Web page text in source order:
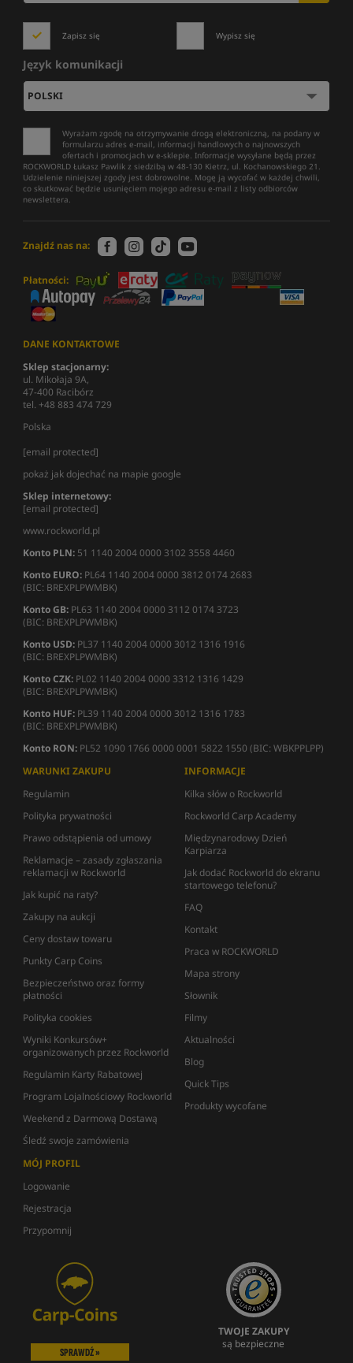
Zapisz się Wypisz się
Język komunikacji
Wyrażam zgodę na otrzymywanie drogą elektroniczną, na podany w
formularzu adres e-mail, informacji handlowych o najnowszych
ofertach i promocjach w e-sklepie. Informacje wysyłane będą przez
ROCKWORLD Łukasz Pawlik z siedzibą w 48-130 Kietrz, ul. Kochanowskiego 21.
Udzielenie niniejszej zgody jest dobrowolne. Mogę ją wycofać w każdej chwili,
co skutkować będzie usunięciem mojego adresu e-mail z listy odbiorców
newslettera.
Znajdź nas na:
Płatności:
DANE KONTAKTOWE
Sklep stacjonarny:
ul. Mikołaja 9A,
47-400 Racibórz
tel. +48 883 474 729
Polska
[email protected]
pokaż jak dojechać na mapie google
Sklep internetowy:
[email protected]
www.rockworld.pl
Konto PLN: 51 1140 2004 0000 3102 3558 4460
Konto EURO: PL64 1140 2004 0000 3812 0174 2683
(BIC: BREXPLPWMBK)
Konto GB: PL63 1140 2004 0000 3112 0174 3723
(BIC: BREXPLPWMBK)
Konto USD: PL37 1140 2004 0000 3012 1316 1916
(BIC: BREXPLPWMBK)
Konto CZK: PL02 1140 2004 0000 3312 1316 1429
(BIC: BREXPLPWMBK)
Konto HUF: PL39 1140 2004 0000 3012 1316 1783
(BIC: BREXPLPWMBK)
Konto RON: PL52 1090 1766 0000 0001 5822 1550 (BIC: WBKPPLPP)
WARUNKI ZAKUPU
Regulamin
Polityka prywatności
Prawo odstąpienia od umowy
Reklamacje – zasady zgłaszania
reklamacji w Rockworld
Jak kupić na raty?
Zakupy na aukcji
Ceny dostaw towaru
Punkty Carp Coins
Bezpieczeństwo oraz formy
płatności
Polityka cookies
Wyniki Konkursów+
organizowanych przez Rockworld
Regulamin Karty Rabatowej
Program Lojalnościowy Rockworld
Weekend z Darmową Dostawą
Śledź swoje zamówienia
INFORMACJE
Kilka słów o Rockworld
Rockworld Carp Academy
Międzynarodowy Dzień
Karpiarza
Jak dodać Rockworld do ekranu
startowego telefonu?
FAQ
Kontakt
Praca w ROCKWORLD
Mapa strony
Słownik
Filmy
Aktualności
Blog
Quick Tips
Produkty wycofane
MÓJ PROFIL
Logowanie
Rejestracja
Przypomnij
SPRAWDŹ »
TWOJE ZAKUPY
są bezpieczne